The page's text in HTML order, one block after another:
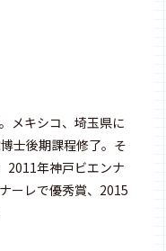
メキシコ、埼玉県に
士後期課程修了。そ
2011年神戸ビエンナ
ーレで優秀賞、2015